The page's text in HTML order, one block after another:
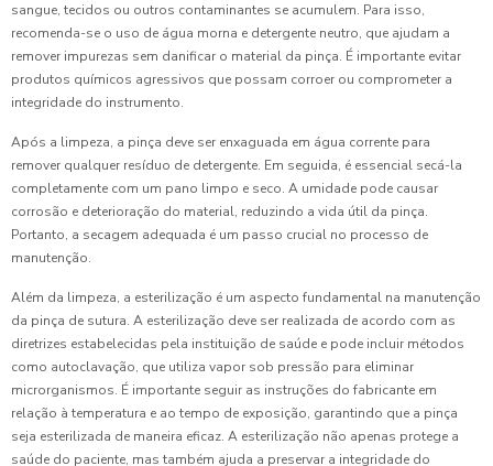
sangue, tecidos ou outros contaminantes se acumulem. Para isso,
recomenda-se o uso de água morna e detergente neutro, que ajudam a
remover impurezas sem danificar o material da pinça. É importante evitar
produtos químicos agressivos que possam corroer ou comprometer a
integridade do instrumento.
Após a limpeza, a pinça deve ser enxaguada em água corrente para
remover qualquer resíduo de detergente. Em seguida, é essencial secá-la
completamente com um pano limpo e seco. A umidade pode causar
corrosão e deterioração do material, reduzindo a vida útil da pinça.
Portanto, a secagem adequada é um passo crucial no processo de
manutenção.
Além da limpeza, a esterilização é um aspecto fundamental na manutenção
da pinça de sutura. A esterilização deve ser realizada de acordo com as
diretrizes estabelecidas pela instituição de saúde e pode incluir métodos
como autoclavação, que utiliza vapor sob pressão para eliminar
microrganismos. É importante seguir as instruções do fabricante em
relação à temperatura e ao tempo de exposição, garantindo que a pinça
seja esterilizada de maneira eficaz. A esterilização não apenas protege a
saúde do paciente, mas também ajuda a preservar a integridade do